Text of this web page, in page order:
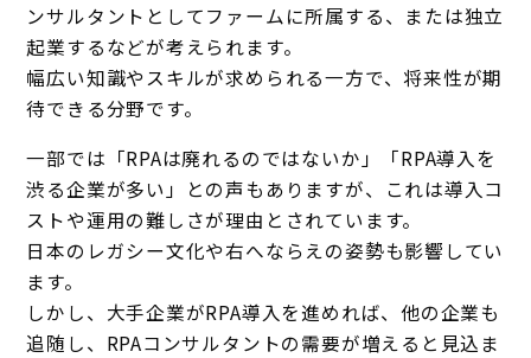
ンサルタントとしてファームに所属する、または独立
起業するなどが考えられます。
幅広い知識やスキルが求められる一方で、将来性が期
待できる分野です。
一部では「RPAは廃れるのではないか」「RPA導入を
渋る企業が多い」との声もありますが、これは導入コ
ストや運用の難しさが理由とされています。
日本のレガシー文化や右へならえの姿勢も影響してい
ます。
しかし、大手企業がRPA導入を進めれば、他の企業も
追随し、RPAコンサルタントの需要が増えると見込ま